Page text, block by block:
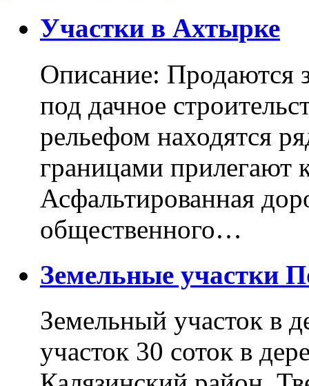
Участки в Ахтырке
Описание: Продаются
под дачное
рельефом находятся
границами прилегают
Асфальтированная
общественного…
Земельные участки
Земельный участок в
участок 30 соток в